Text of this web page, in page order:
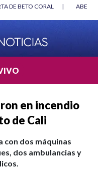
DE BETO CORAL |
en incendio
de Cali
con dos máquinas
dos ambulancias y